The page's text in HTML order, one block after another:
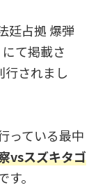
廷占拠 爆弾
て掲載さ
行されまし
っている最中
vsスズキタゴ
。